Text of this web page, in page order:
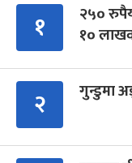
१
२५०
१०
२ गुन्डुमा